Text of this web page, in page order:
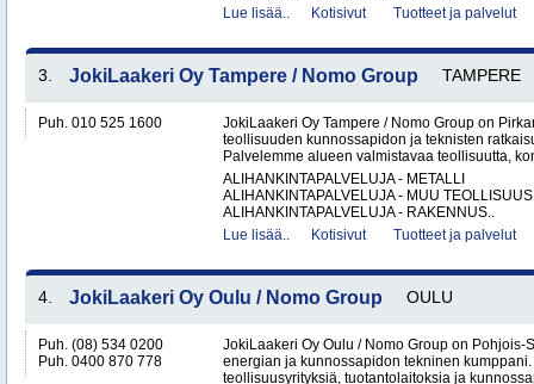
Lue lisää..
Kotisivut Tuotteet ja palvelut
3. JokiLaakeri Oy Tampere / Nomo Group TAMPERE
Puh. 010 525 1600
JokiLaakeri Oy Tampere / Nomo Group on
teollisuuden kunnossapidon ja teknisten
Palvelemme alueen valmistavaa teollisuutta,
ALIHANKINTAPALVELUJA - METALLI
ALIHANKINTAPALVELUJA - MUU TEOLLISUUS
ALIHANKINTAPALVELUJA - RAKENNUS..
Lue lisää..
Kotisivut Tuotteet ja palvelut
4. JokiLaakeri Oy Oulu / Nomo Group OULU
Puh. (08) 534 0200
Puh. 0400 870 778
JokiLaakeri Oy Oulu / Nomo Group on Pohjois-
energian ja kunnossapidon tekninen
teollisuusyrityksiä, tuotantolaitoksia ja